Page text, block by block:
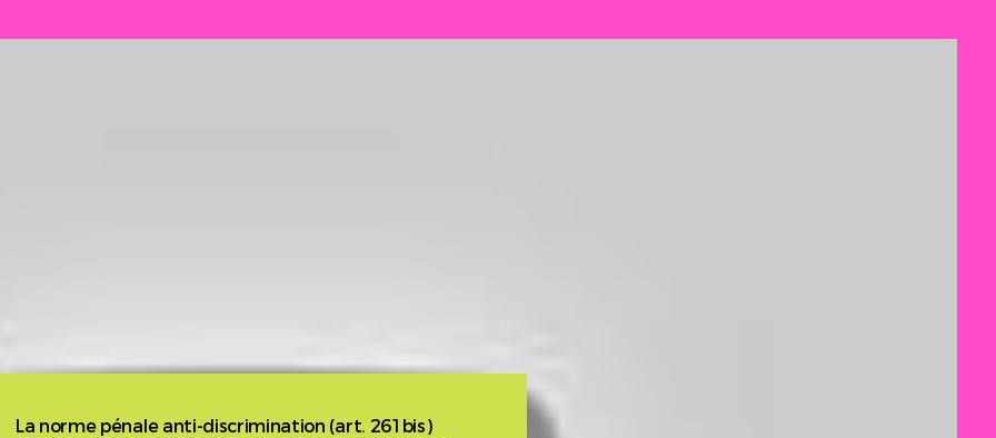
La norme pénale anti-discrimination (art. 261bis)